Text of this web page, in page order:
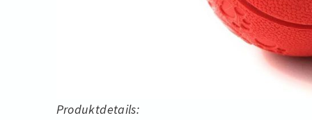
Produktdetails: